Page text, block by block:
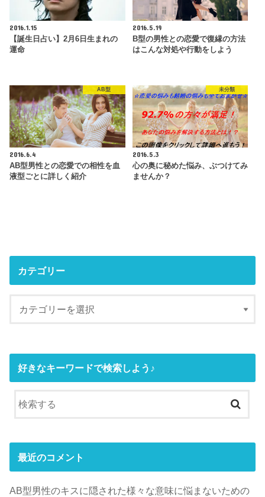
2016.1.15
【誕生日占い】2月6日生まれの
運命
2016.5.19
B型の男性との恋愛で復縁の方法
はこんな対処や行動をしよう
AB型
2016.6.4
AB型男性との恋愛での相性を血
液型ごとに詳しく紹介
未分類
2016.5.3
心の奥に秘めた悩み、ぶつけてみ
ませんか？
カテゴリー
好きなキーワードで検索しよう♪
最近のコメント
AB型男性のキスに隠された様々な意味に悩まないための